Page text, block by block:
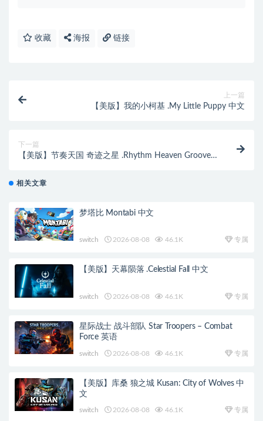
收藏 海报 链接
上一篇
【美版】我的小柯基 .My Little Puppy 中文
下一篇
【美版】节奏天国 奇迹之星 .Rhythm Heaven Groove
相关文章
梦塔比 Montabi 中文
switch 2026-08-08 46.1K 专属
【美版】天幕陨落 .Celestial Fall 中文
switch 2026-08-08 46.1K 专属
星际战士 战斗部队 Star Troopers – Combat
Force 英语
switch 2026-08-08 46.1K 专属
【美版】库桑 狼之城 Kusan: City of Wolves 中
文
switch 2026-08-08 46.1K 专属